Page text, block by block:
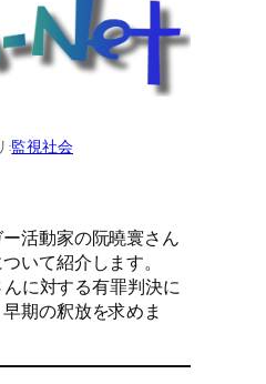
:監視社会
活動家の阮曉寰さん
いて紹介します。
に対する有罪判決に
期の釈放を求めま